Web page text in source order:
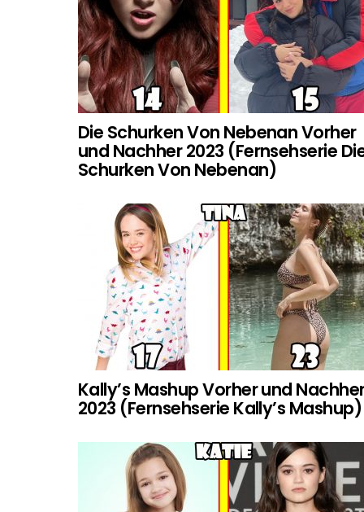
Die Schurken Von Nebenan Vorher
und Nachher 2023 (Fernsehserie
Schurken Von Nebenan)
Kally’s Mashup Vorher und
2023 (Fernsehserie Kally’s Mashup)